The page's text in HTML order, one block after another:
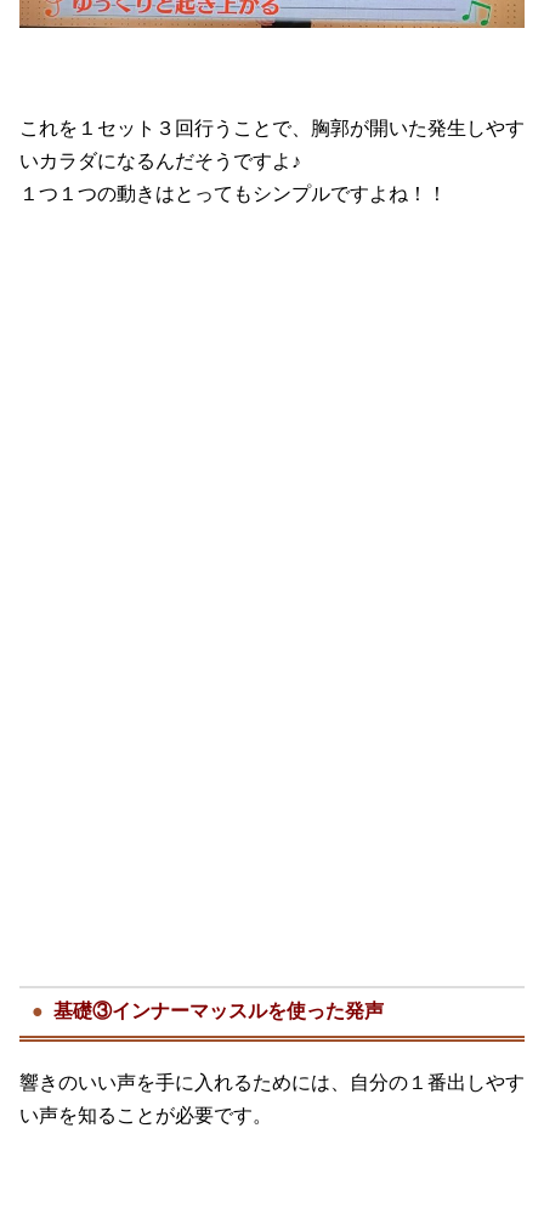
これを１セット３回行うことで、胸郭が開いた発生しやす
いカラダになるんだそうですよ♪
１つ１つの動きはとってもシンプルですよね！！
基礎③インナーマッスルを使った発声
響きのいい声を手に入れるためには、自分の１番出しやす
い声を知ることが必要です。